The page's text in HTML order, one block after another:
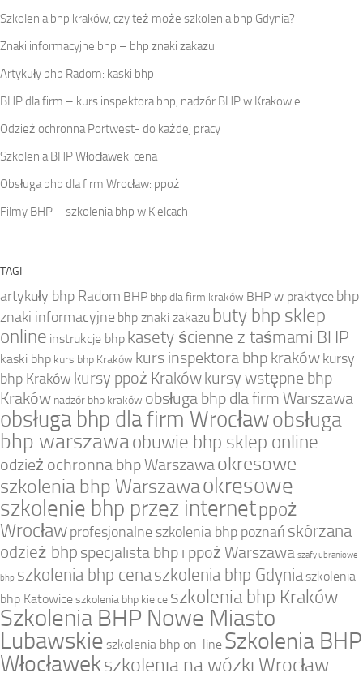
Szkolenia bhp kraków, czy też może szkolenia bhp Gdynia?
Znaki informacyjne bhp – bhp znaki zakazu
Artykuły bhp Radom: kaski bhp
BHP dla firm – kurs inspektora bhp, nadzór BHP w Krakowie
Odzież ochronna Portwest- do każdej pracy
Szkolenia BHP Włocławek: cena
Obsługa bhp dla firm Wrocław: ppoż
Filmy BHP – szkolenia bhp w Kielcach
TAGI
artykuły bhp Radom BHP bhp dla firm kraków BHP w praktyce bhp
znaki informacyjne bhp znaki zakazu buty bhp sklep
online instrukcje bhp kasety ścienne z taśmami BHP
kaski bhp kurs bhp Kraków kurs inspektora bhp krakówkursy
bhp Kraków kursy ppoż Krakówkursy wstępne bhp
Kraków nadzór bhp kraków obsługa bhp dla firm Warszawa
obsługa bhp dla firm Wrocławobsługa
bhp warszawaobuwie bhp sklep online
odzież ochronna bhp Warszawaokresowe
szkolenia bhp Warszawaokresowe
szkolenie bhp przez internetppoż
Wrocławprofesjonalne szkolenia bhp poznań skórzana
odzież bhp specjalista bhp i ppoż Warszawa szafy ubraniowe
bhp szkolenia bhp cenaszkolenia bhp Gdyniaszkolenia
bhp Katowiceszkolenia bhp kielce szkolenia bhp Kraków
Szkolenia BHP Nowe Miasto
Lubawskie szkolenia bhp on-line Szkolenia BHP
Włocławekszkolenia na wózki Wrocław